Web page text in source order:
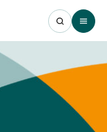
Open